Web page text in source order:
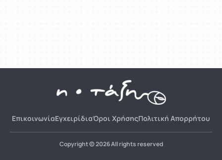
ΕπικοινωνίαΕγχειρίδιαΌροι ΧρήσηςΠολιτική Απορρήτου
Copyright © 2026 All rights reserved